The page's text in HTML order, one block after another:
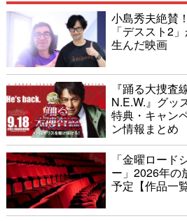
小島秀夫絶賛！
「デススト2
生んだ映画
『踊る大捜査
N.E.W.』グッ
特典・キャン
ン情報まとめ
「金曜ロード
ー」2026年の
予定【作品一覧